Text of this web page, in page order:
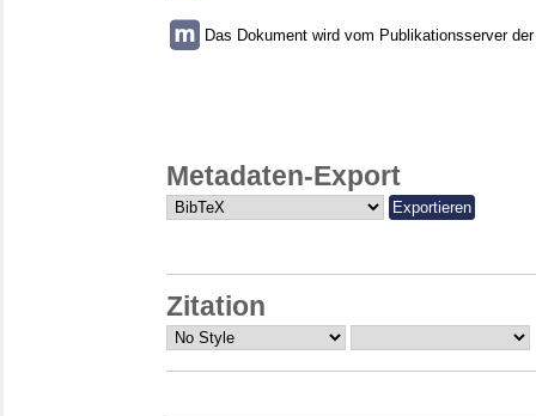
Das Dokument wird vom Publikationsserver
Metadaten-Export
Zitation